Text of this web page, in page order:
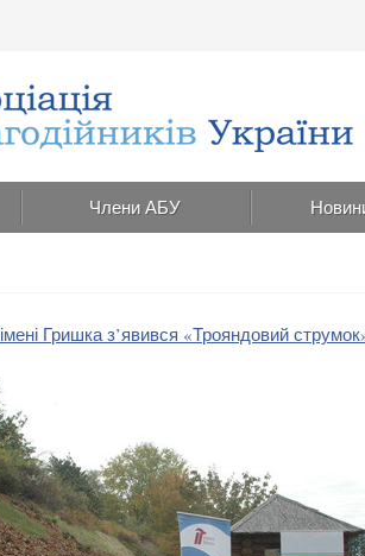
Члени АБУ
Гришка з’явився «Трояндовий